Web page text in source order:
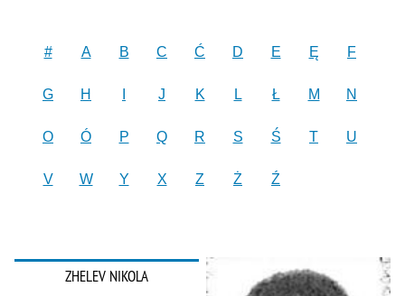
# A B C Ć D E Ę F
G H J K L Ł M N
O Ó P Q R S Ś T U
V W Y X Z Ż Ź
ZHELEV NIKOLA